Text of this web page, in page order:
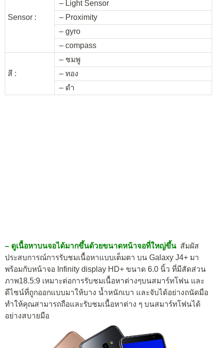
Sensor :
– Light Sensor
– Proximity
– gyro
– compass
สี :
– ชมพู
– ทอง
– ดำ
– ดูเนื้อหาบนจอได้มากขึ้นด้วยขนาดหน้าจอที่ใหญ่ขึ้น สัมผัส
ประสบการณ์การรับชมเนื้อหาแบบเต็มตา บน Galaxy J4+ มา
พร้อมกับหน้าจอ Infinity display HD+ ขนาด 6.0 นิ้ว ที่มีสัดส่วน
ภาพ18.5:9 เหมาะต่อการรับชมเนื้อหาต่างๆบนสมาร์ทโฟน และ
ดีไซน์ที่ถูกออกแบบมาให้บาง น้ำหนักเบา และจับได้อย่างถนัดมือ
ทำให้คุณสามารถถือและรับชมเนื้อหาต่าง ๆ บนสมาร์ทโฟนได้
อย่างสบายมือ